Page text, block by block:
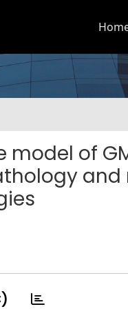
model of
and